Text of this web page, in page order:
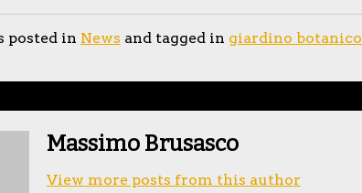
posted in News and tagged in giardino botanico
Massimo Brusasco
View more posts from this author